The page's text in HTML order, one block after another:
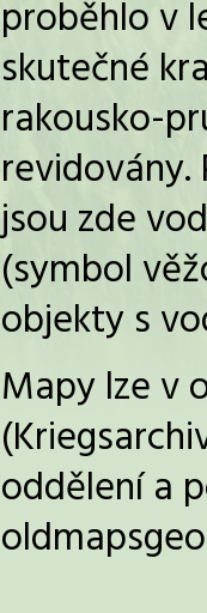
proběhlo v
skutečné
rakousko-
jsou zde
(symbol
objekty s
Mapy lze v
oddělení a